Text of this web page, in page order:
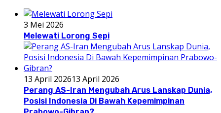
3 Mei 2026
Melewati Lorong Sepi
13 April 202613 April 2026
Perang AS-Iran Mengubah Arus Lanskap Dunia,
Posisi Indonesia Di Bawah Kepemimpinan